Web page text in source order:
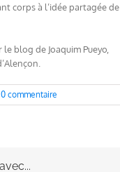
corps à l’idée partagée de
le blog de Joaquim Pueyo,
0 commentaire